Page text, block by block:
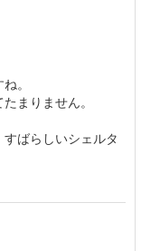
。
まりません。
ばらしいシェルタ